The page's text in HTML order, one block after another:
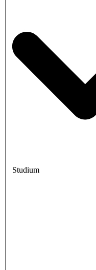
Studium